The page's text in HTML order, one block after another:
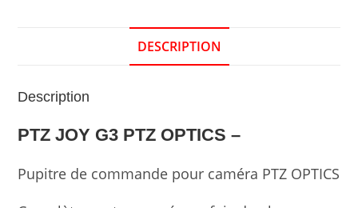
DESCRIPTION
Description
PTZ JOY G3 PTZ OPTICS –
Pupitre de commande pour caméra PTZ OPTICS